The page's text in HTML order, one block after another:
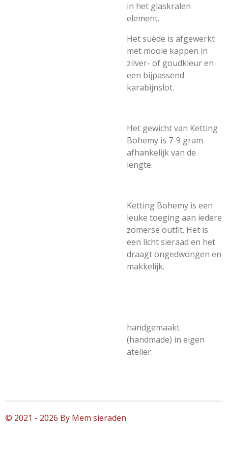
in het glaskralen
element.
Het suède is afgewerkt
met mooie kappen in
zilver- of goudkleur en
een bijpassend
karabijnslot.
Het gewicht van Ketting
Bohemy is 7-9 gram
afhankelijk van de
lengte.
Ketting Bohemy is een
leuke toeging aan iedere
zomerse outfit. Het is
een licht sieraad en het
draagt ongedwongen en
makkelijk.
handgemaakt
(handmade) in eigen
atelier.
© 2021 - 2026 By Mem sieraden